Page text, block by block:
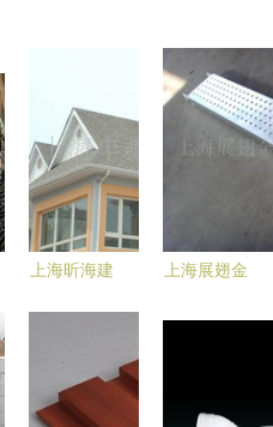
上海昕海建
行业的应用
上海展翅金
全览